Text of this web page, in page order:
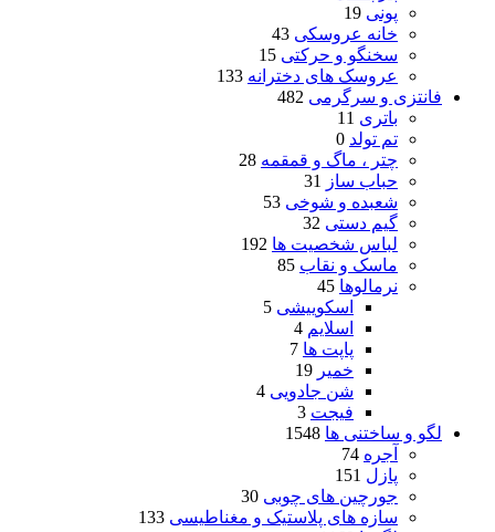
پونی 19
خانه عروسکی 43
سخنگو و حرکتی 15
عروسک های دخترانه 133
فانتزی و سرگرمی 482
باتری 11
تم تولد 0
چتر ، ماگ و قمقمه 28
حباب ساز
31
شعبده و شوخی 53
گیم دستی 32
لباس شخصیت ها 192
ماسک و نقاب 85
نرمالوها 45
اسکوییشی 5
اسلایم 4
پاپت ها 7
خمیر 19
شن جادویی 4
فیجت 3
لگو و ساختنی ها 1548
آجره 74
پازل 151
جورچین های چوبی 30
سازه های پلاستیک و مغناطیسی 133